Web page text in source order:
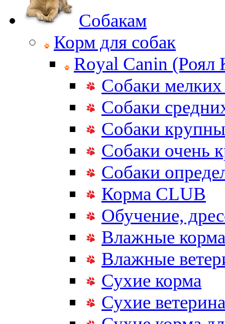
Собакам
Корм для собак
Royal Canin (Роял
Собаки мелких
Собаки
Собаки
Собаки очень
Собаки
Корма CLUB
Обучение,
Влажные корма
Влажные
Сухие корма
Сухие